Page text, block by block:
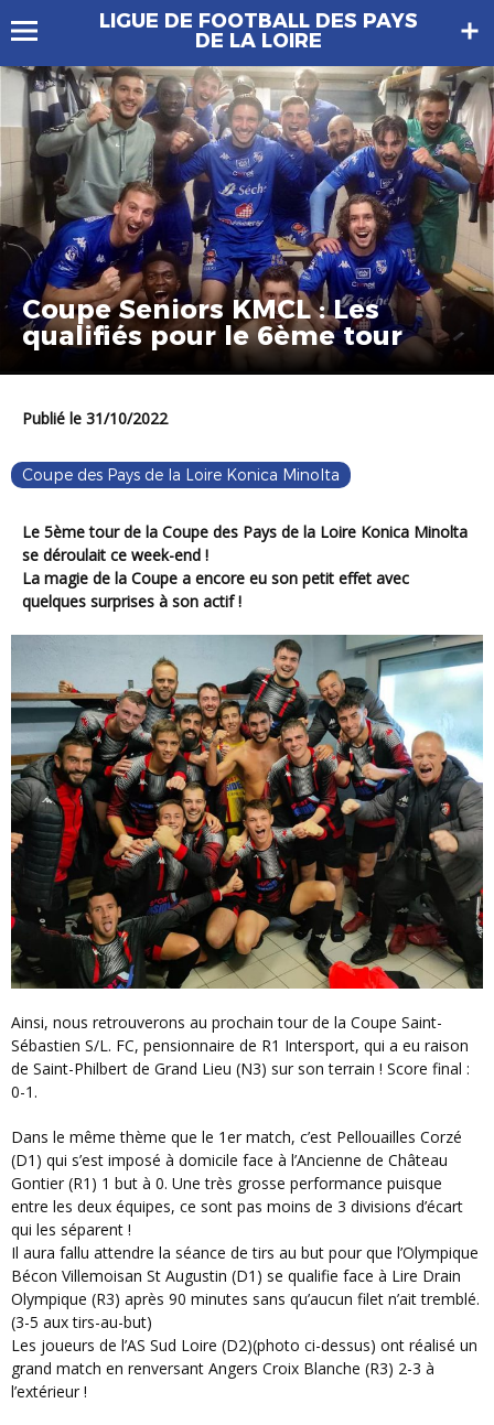
LIGUE DE FOOTBALL DES PAYS
DE LA LOIRE
Coupe Seniors KMCL : Les
qualifiés pour le 6ème tour
Publié le 31/10/2022
Coupe des Pays de la Loire Konica Minolta
Le 5ème tour de la Coupe des Pays de la Loire Konica Minolta
se déroulait ce week-end !
La magie de la Coupe a encore eu son petit effet avec
quelques surprises à son actif !
Ainsi, nous retrouverons au prochain tour de la Coupe Saint-
Sébastien S/L. FC, pensionnaire de R1 Intersport, qui a eu raison
de Saint-Philbert de Grand Lieu (N3) sur son terrain ! Score final :
0-1.
Dans le même thème que le 1er match, c’est Pellouailles Corzé
(D1) qui s’est imposé à domicile face à l’Ancienne de Château
Gontier (R1) 1 but à 0. Une très grosse performance puisque
entre les deux équipes, ce sont pas moins de 3 divisions d’écart
qui les séparent !
Il aura fallu attendre la séance de tirs au but pour que l’Olympique
Bécon Villemoisan St Augustin (D1) se qualifie face à Lire Drain
Olympique (R3) après 90 minutes sans qu’aucun filet n’ait tremblé.
(3-5 aux tirs-au-but)
Les joueurs de l’AS Sud Loire (D2)(photo ci-dessus) ont réalisé un
grand match en renversant Angers Croix Blanche (R3) 2-3 à
l’extérieur !